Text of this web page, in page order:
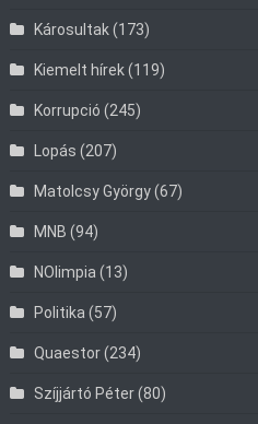
Károsultak(173)
Kiemelt hírek(119)
Korrupció (245)
Lopás (207)
Matolcsy György(67)
MNB (94)
NOlimpia(13)
Politika(57)
Quaestor(234)
Szíjjártó Péter(80)